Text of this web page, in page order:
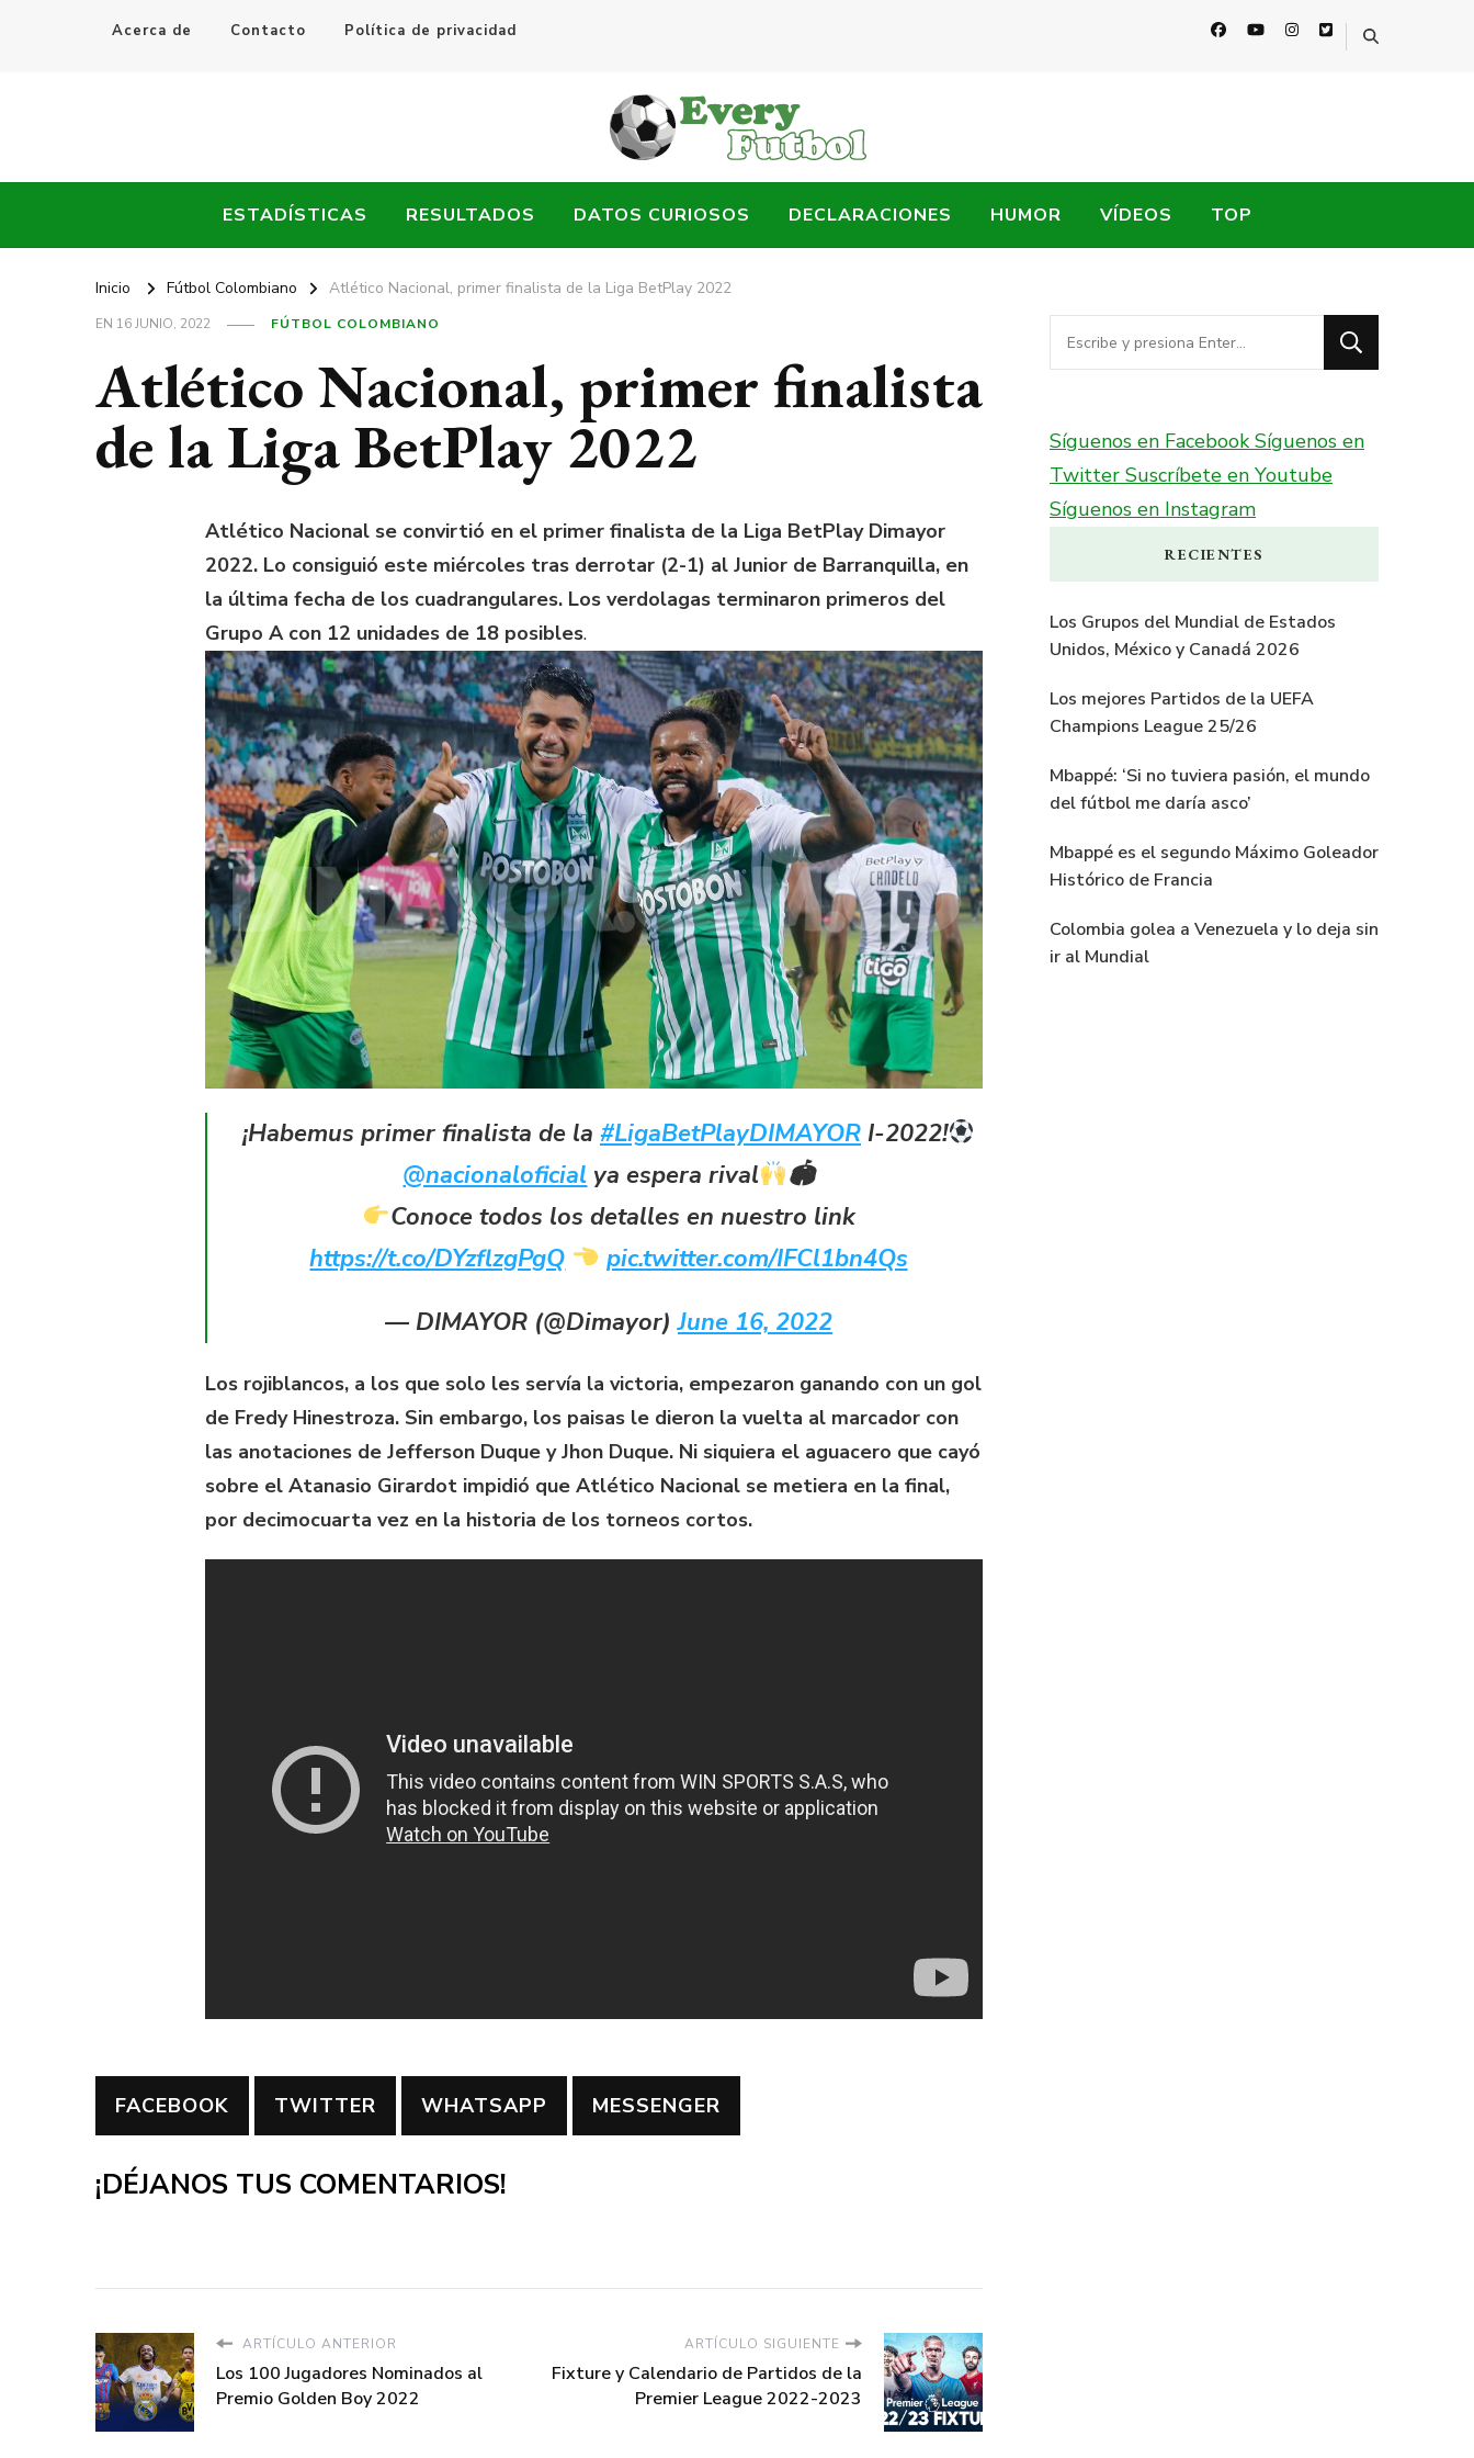
Acerca de Contacto Política de privacidad
Every Fútbol
ESTADÍSTICAS RESULTADOS DATOS CURIOSOS DECLARACIONES HUMOR VÍDEOS TOP
Inicio Fútbol Colombiano Atlético Nacional, primer finalista de la Liga BetPlay 2022
EN 16 JUNIO, 2022 FÚTBOL COLOMBIANO
Atlético Nacional, primer finalista
de la Liga BetPlay 2022
Atlético Nacional se convirtió en el primer finalista de la Liga BetPlay Dimayor
2022. Lo consiguió este miércoles tras derrotar (2-1) al Junior de Barranquilla, en
la última fecha de los cuadrangulares. Los verdolagas terminaron primeros del
Grupo A con 12 unidades de 18 posibles.
¡Habemus primer finalista de la #LigaBetPlayDIMAYORI-2022!
@nacionaloficial ya espera rival
🏟
Conoce todos los detalles en nuestro link
https://t.co/DYzflzgPgQ
pic.twitter.com/IFCl1bn4Qs
— DIMAYOR (@Dimayor)June 16, 2022
Los rojiblancos, a los que solo les servía la victoria, empezaron ganando con un gol
de Fredy Hinestroza. Sin embargo, los paisas le dieron la vuelta al marcador con
las anotaciones de Jefferson Duque y Jhon Duque. Ni siquiera el aguacero que cayó
sobre el Atanasio Girardot impidió que Atlético Nacional se metiera en la final,
por decimocuarta vez en la historia de los torneos cortos.
FACEBOOK TWITTER WHATSAPP MESSENGER
¡DÉJANOS TUS COMENTARIOS!
ARTÍCULO ANTERIOR
Los 100 Jugadores Nominados al
Premio Golden Boy 2022
ARTÍCULO SIGUIENTE
Fixture y Calendario de Partidos de la
Premier League 2022-2023
¿Buscas
algo?
Síguenos en FacebookSíguenos en
Twitter Suscríbete en Youtube
Síguenos en Instagram
RECIENTES
Los Grupos del Mundial de Estados
Unidos, México y Canadá 2026
Los mejores Partidos de la UEFA
Champions League 25/26
Mbappé: ‘Si no tuviera pasión, el mundo
del fútbol me daría asco’
Mbappé es el segundo Máximo Goleador
Histórico de Francia
Colombia golea a Venezuela y lo deja sin
ir al Mundial